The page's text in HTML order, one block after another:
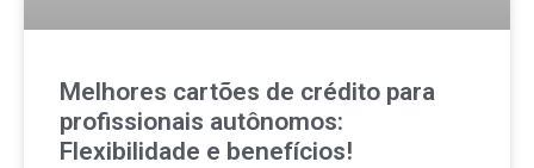
Melhores cartões de crédito para
profissionais autônomos:
Flexibilidade e benefícios!